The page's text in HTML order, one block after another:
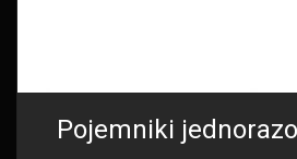
Pojemniki